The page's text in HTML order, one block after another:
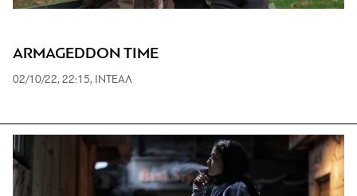
ARMAGEDDON TIME
02/10/22, 22:15, ΙΝΤΕΑΛ